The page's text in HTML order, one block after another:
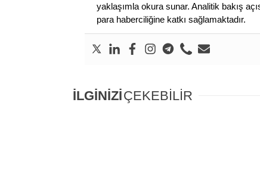
yaklaşımla okura sunar. Analitik bakış
para haberciliğine katkı sağlamaktadır.
İLGİNİZİÇEKEBİLİR